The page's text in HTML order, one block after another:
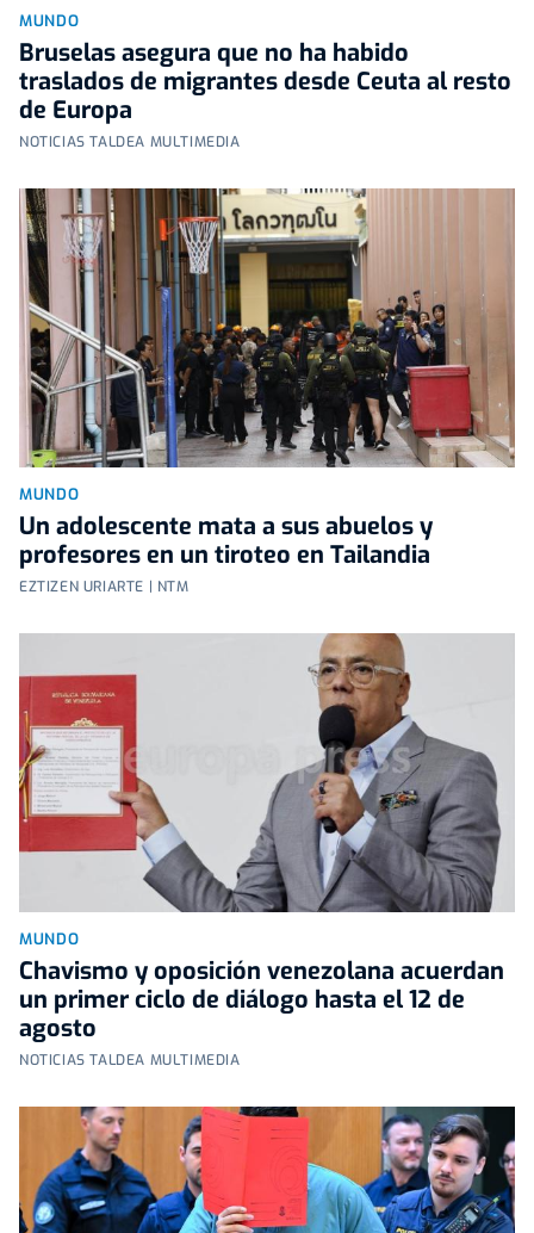
MUNDO
Bruselas asegura que no ha habido
traslados de migrantes desde Ceuta al resto
de Europa
NOTICIAS TALDEA MULTIMEDIA
MUNDO
Un adolescente mata a sus abuelos y
profesores en un tiroteo en Tailandia
EZTIZEN URIARTE | NTM
MUNDO
Chavismo y oposición venezolana acuerdan
un primer ciclo de diálogo hasta el 12 de
agosto
NOTICIAS TALDEA MULTIMEDIA